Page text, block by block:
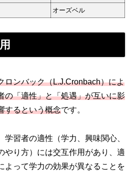
オーズベル
ロンバック（L.J.Cronbach）によ
の「適性」と「処遇」が互いに影
するという概念です。
習者の適性（学力、興味関心、
やり方）には交互作用があり、適
よって学力の効果が異なることを